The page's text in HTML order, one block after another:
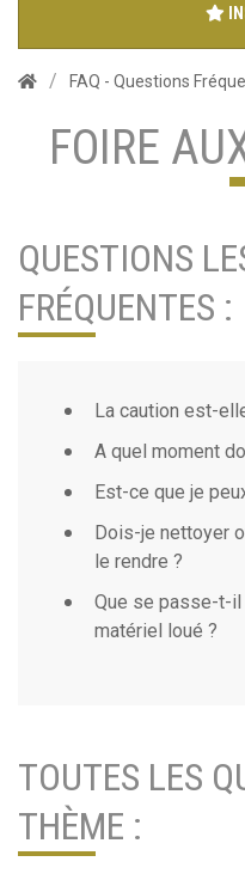
FAQ - Questions
FOIRE
QUESTIONS
FRÉQUENTES :
La caution est-
A quel moment
Est-ce que je
Dois-je nettoyer
le rendre ?
Que se passe-t-il
matériel loué ?
TOUTES LES
THÈME :